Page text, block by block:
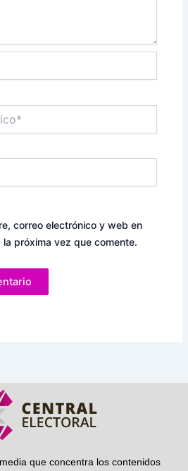
correo electrónico y web en
próxima vez que comente.
que concentra los contenidos